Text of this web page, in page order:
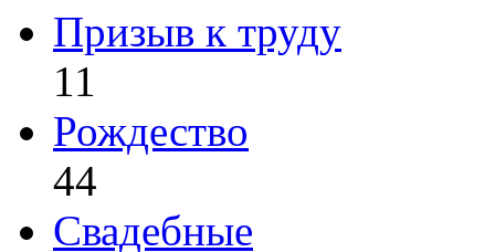
Призыв к труду
11
Рождество
44
Свадебные